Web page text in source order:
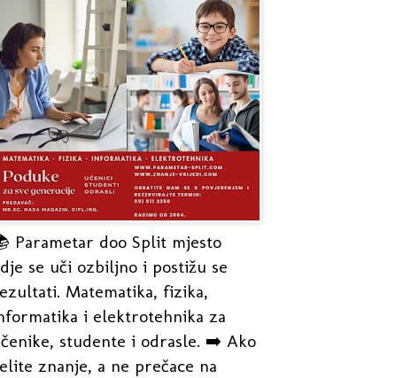
Parametar doo Split mjesto
se uči ozbiljno i postižu se
Matematika, fizika,
i elektrotehnika za
studente i odrasle. ➡️ Ako
znanje, a ne prečace na